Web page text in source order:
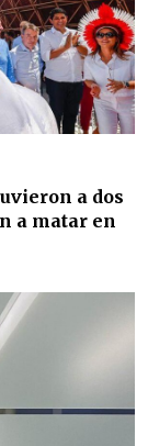
a dos
a matar en